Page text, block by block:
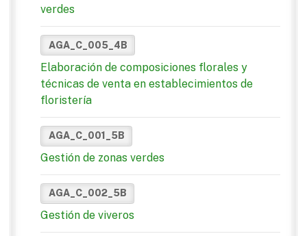
verdes
AGA_C_005_4B
Elaboración de composiciones florales y
técnicas de venta en establecimientos de
floristería
AGA_C_001_5B
Gestión de zonas verdes
AGA_C_002_5B
Gestión de viveros